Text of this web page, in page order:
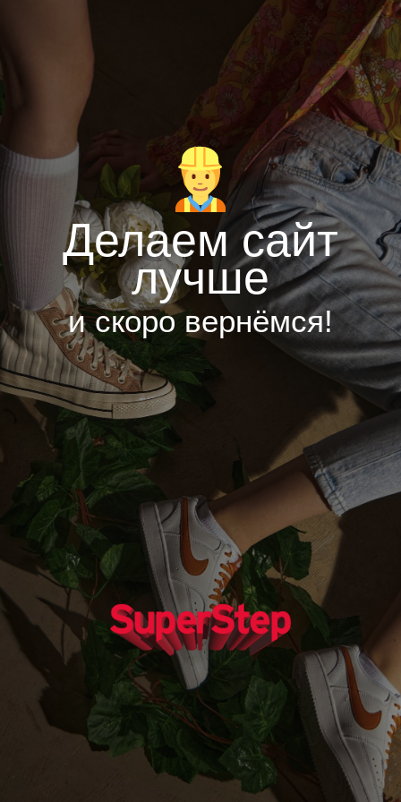
Делаем сайт
лучше
и скоро вернёмся!